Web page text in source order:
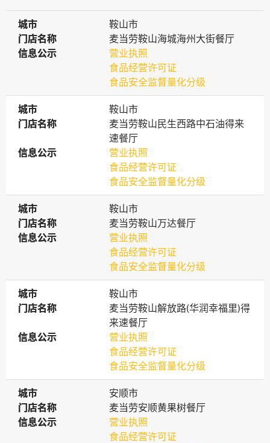
城市
城市
鞍山市
门店名称
门店名称
麦当劳鞍山海城海州大街餐厅
信息公示
信息公示
营业执照
食品经营许可证
食品安全监督量化分级
城市
城市
鞍山市
门店名称
门店名称
麦当劳鞍山民生西路中石油得来
速餐厅
信息公示
信息公示
营业执照
食品经营许可证
食品安全监督量化分级
城市
城市
鞍山市
门店名称
门店名称
麦当劳鞍山万达餐厅
信息公示
信息公示
营业执照
食品经营许可证
食品安全监督量化分级
城市
城市
鞍山市
门店名称
门店名称
麦当劳鞍山解放路(华润幸福里)得
来速餐厅
信息公示
信息公示
营业执照
食品经营许可证
食品安全监督量化分级
城市
城市
安顺市
门店名称
门店名称
麦当劳安顺黄果树餐厅
信息公示
信息公示
营业执照
食品经营许可证